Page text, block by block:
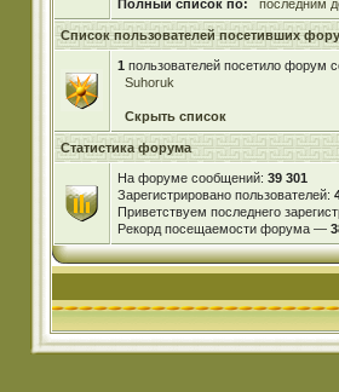
Полный список по:
последним
Список пользователей посетивших
1 пользователей посетило форум
Suhoruk
Скрыть список
Статистика форума
На форуме сообщений: 39 301
Зарегистрировано пользователей:
Приветствуем последнего
Рекорд посещаемости форума —